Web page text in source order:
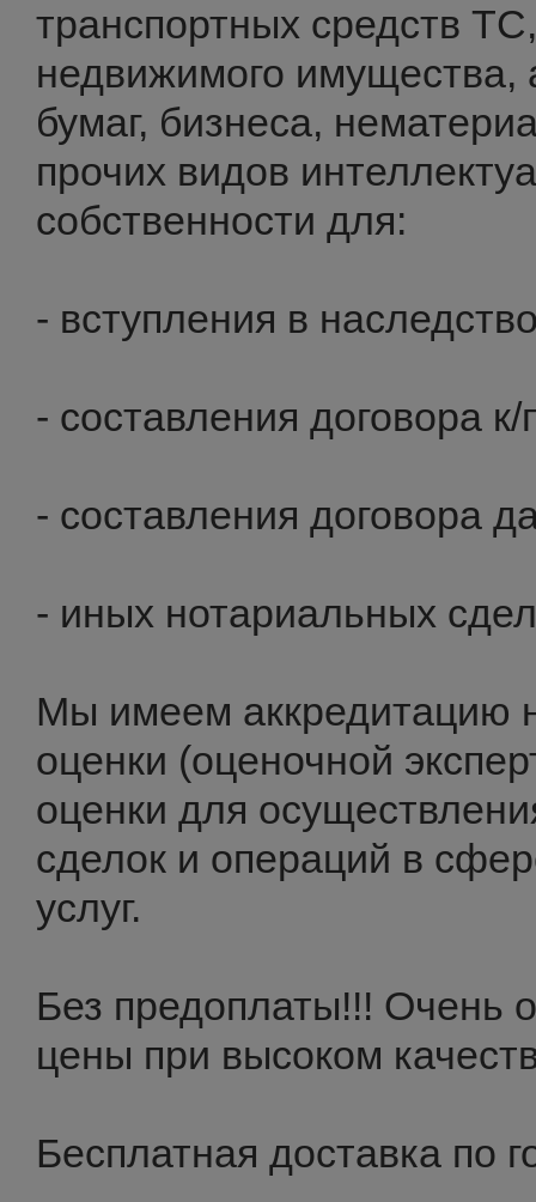
транспортных средств
недвижимого имущества,
бумаг, бизнеса,
прочих видов
собственности для:
- вступления в
- составления договора к/
- составления договора
- иных нотариальных
Мы имеем аккредитацию
оценки (оценочной
оценки для
сделок и операций в
услуг.
Без предоплаты!!! Очень
цены при высоком
Бесплатная доставка по